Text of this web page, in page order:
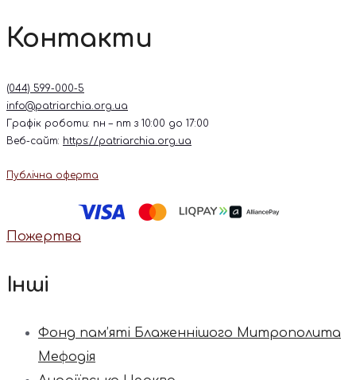
Контакти
(044) 599-000-5
info@patriarchia.org.ua
Графік роботи: пн – пт з 10:00 до 17:00
Веб-сайт: https://patriarchia.org.ua
Публічна оферта
Пожертва
Інші
Фонд пам’яті Блаженнішого Митрополита
Мефодія